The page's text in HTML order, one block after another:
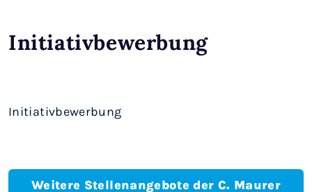
Initiativbewerbung
Initiativbewerbung
Weitere Stellenangebote der C. Maurer